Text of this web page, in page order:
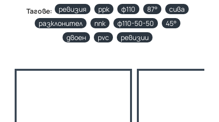
Тагове: ревизия ppk ф110 87°
сива
разклонител
ппк ф110-50-50
45°
двоен
pvc ревизии